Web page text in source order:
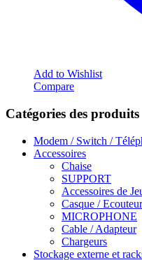
Add to Wishlist
Compare
Catégories des produits
Modem / Switch /
Accessoires
Chaise
SUPPORT
Accessoires de
Casque / Ecouteur
MICROPHONE
Cable / Adapteur
Chargeurs
Stockage externe et